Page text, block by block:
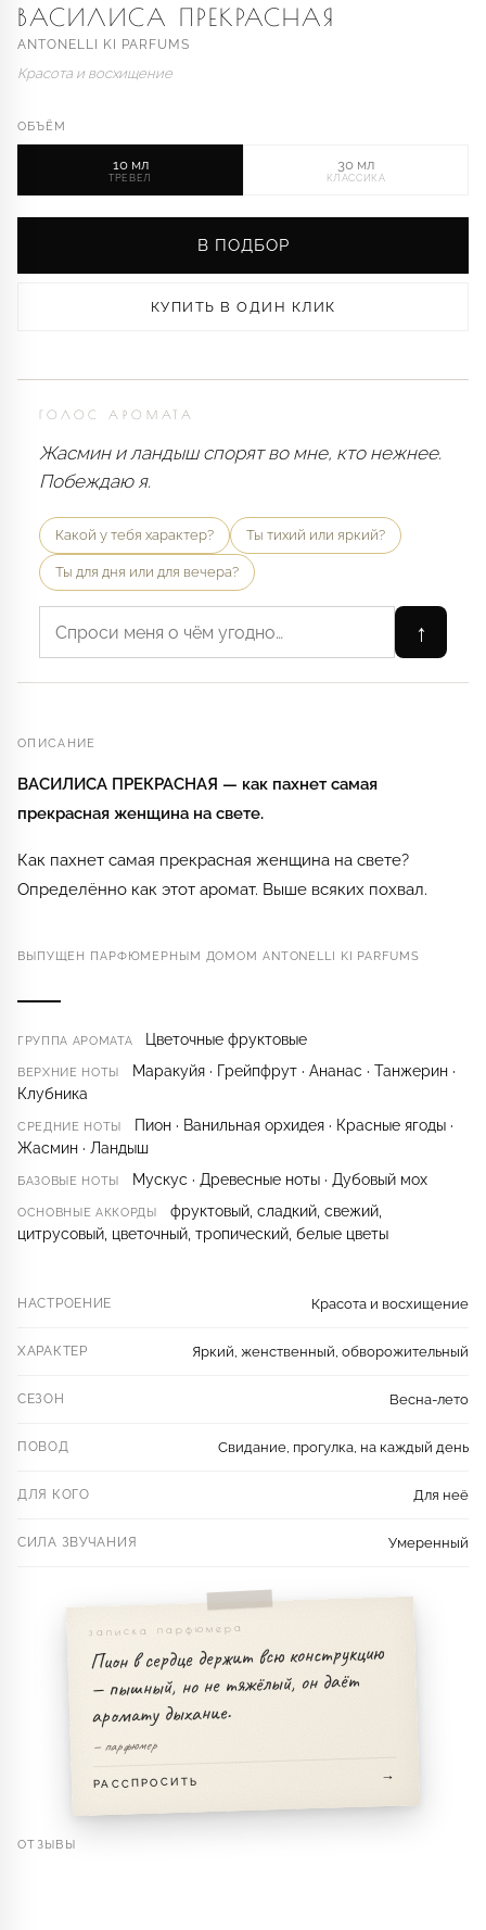
ВАСИЛИСА ПРЕКРАСНАЯ
ANTONELLI KI PARFUMS
Красота и восхищение
ОБЪЁМ
10 мл
ТРЕВЕЛ
30 мл
КЛАССИКА
В ПОДБОР
КУПИТЬ В ОДИН КЛИК
ГОЛОС АРОМАТА
Жасмин и ландыш спорят во мне, кто нежнее.
Побеждаю я.
Какой у тебя характер? Ты тихий или яркий?
Ты для дня или для вечера?
↑
ОПИСАНИЕ
ВАСИЛИСА ПРЕКРАСНАЯ — как пахнет самая
прекрасная женщина на свете.
Как пахнет самая прекрасная женщина на свете?
Определённо как этот аромат. Выше всяких похвал.
ВЫПУЩЕН ПАРФЮМЕРНЫМ ДОМОМ ANTONELLI KI PARFUMS
ГРУППА АРОМАТА Цветочные фруктовые
ВЕРХНИЕ НОТЫ
Маракуйя · Грейпфрут · Ананас · Танжерин ·
Клубника
СРЕДНИЕ НОТЫ
Пион · Ванильная орхидея · Красные ягоды ·
Жасмин · Ландыш
БАЗОВЫЕ НОТЫ Мускус · Древесные ноты · Дубовый мох
ОСНОВНЫЕ АККОРДЫ
фруктовый, сладкий, свежий,
цитрусовый, цветочный, тропический, белые цветы
НАСТРОЕНИЕ Красота и восхищение
ХАРАКТЕР Яркий, женственный, обворожительный
СЕЗОН Весна-лето
ПОВОД Свидание, прогулка, на каждый день
ДЛЯ КОГО Для неё
СИЛА ЗВУЧАНИЯ Умеренный
записка парфюмера
Пион в сердце держит всю конструкцию
— пышный, но не тяжёлый, он даёт
аромату дыхание.
— парфюмер
РАССПРОСИТЬ
ОТЗЫВЫ